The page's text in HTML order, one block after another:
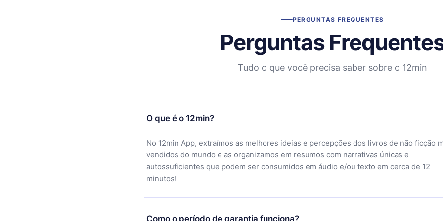
PERGUNTAS FREQUENTES
Perguntas
Tudo o que você precisa saber sobre o 12min
O que é o 12min?
No 12min App, extraímos as melhores ideias e percepções dos livros de não ficção
vendidos do mundo e as organizamos em resumos com narrativas únicas e
autossuficientes que podem ser consumidos em áudio e/ou texto em cerca de 12
minutos!
Como o período de garantia funciona?